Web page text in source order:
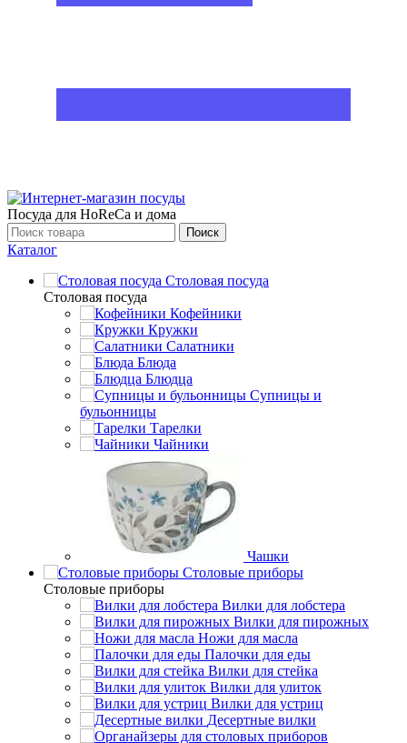
Посуда для HoReCa и дома
Поиск
Каталог
Столовая посуда
Столовая посуда
Кофейники
Кружки
Салатники
Блюда
Блюдца
Супницы и
бульонницы
Тарелки
Чайники
Чашки
Cтоловые приборы
Cтоловые приборы
Вилки для лобстера
Вилки для пирожных
Ножи для масла
Палочки для еды
Вилки для стейка
Вилки для улиток
Вилки для устриц
Десертные вилки